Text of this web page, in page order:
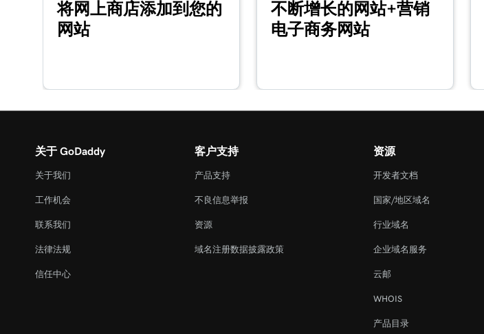
第 15 课（共 23 课）
在建站神器+营销中将幻灯片放映作为我的封面媒体
3m 22s
2m 56s
第 18 课（共 23 课）
2m 56s
将网上商店添加到您的
网站
不断增长的网站+营销
电子商务网站
关于 GoDaddy
关于我们
工作机会
联系我们
法律法规
信任中心
客户支持
产品支持
不良信息举报
资源
域名注册数据披露政策
资源
开发者文档
国家/地区域名
行业域名
企业域名服务
云邮
WHOIS
产品目录